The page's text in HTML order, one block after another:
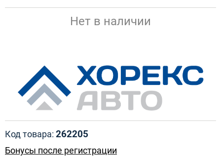
Нет в наличии
Код товара: 262205
Бонусы после регистрации